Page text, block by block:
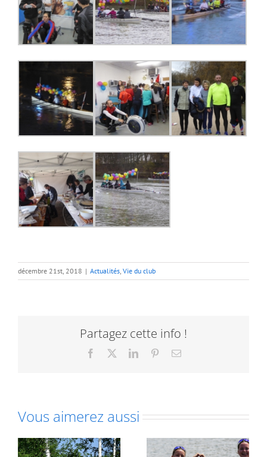
décembre 21st, 2018 | Actualités, Vie du club
Partagez cette info !
Facebook LinkedInPinterestEmail
Vous aimerez aussi